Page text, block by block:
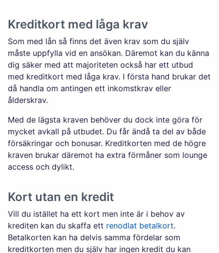
Kreditkort med låga krav
Som med lån så finns det även krav som du själv
måste uppfylla vid en ansökan. Däremot kan du känna
dig säker med att majoriteten också har ett utbud
med kreditkort med låga krav. I första hand brukar det
då handla om antingen ett inkomstkrav eller
ålderskrav.
Med de lägsta kraven behöver du dock inte göra för
mycket avkall på utbudet. Du får ändå ta del av både
försäkringar och bonusar. Kreditkorten med de högre
kraven brukar däremot ha extra förmåner som lounge
access och dylikt.
Kort utan en kredit
Vill du istället ha ett kort men inte är i behov av
krediten kan du skaffa ett renodlat betalkort.
Betalkorten kan ha delvis samma fördelar som
kreditkorten men du själv har ingen kredit du kan